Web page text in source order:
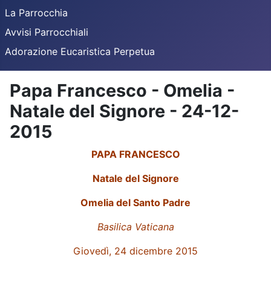
La Parrocchia
Avvisi Parrocchiali
Adorazione Eucaristica Perpetua
Papa Francesco - Omelia -
Natale del Signore - 24-12-
2015
PAPA FRANCESCO
Natale del Signore
Omelia del Santo Padre
Basilica Vaticana
Giovedì, 24 dicembre 2015